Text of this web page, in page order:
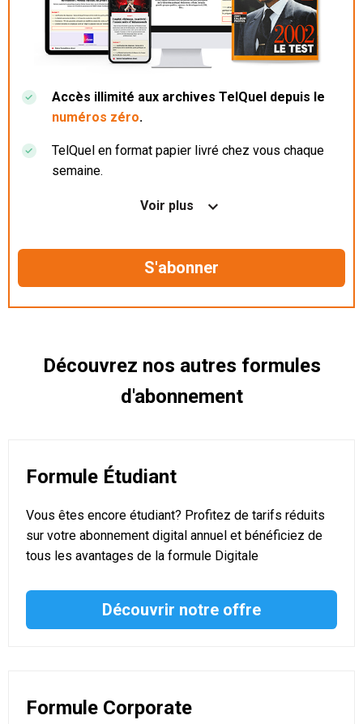
Accès illimité aux archives TelQuel depuis le
numéros zéro.
TelQuel en format papier livré chez vous chaque
semaine.
Nos articles en illimité sur ordinateur, tablette et
Le magazine TelQuel en numérique avant la sortie
Des informations confidentielles résérvées aux
Voir plus
Découvrez nos autres formules
d'abonnement
Formule Étudiant
Vous êtes encore étudiant? Profitez de tarifs réduits
sur votre abonnement digital annuel et bénéficiez de
tous les avantages de la formule Digitale
Découvrir notre offre
Formule Corporate